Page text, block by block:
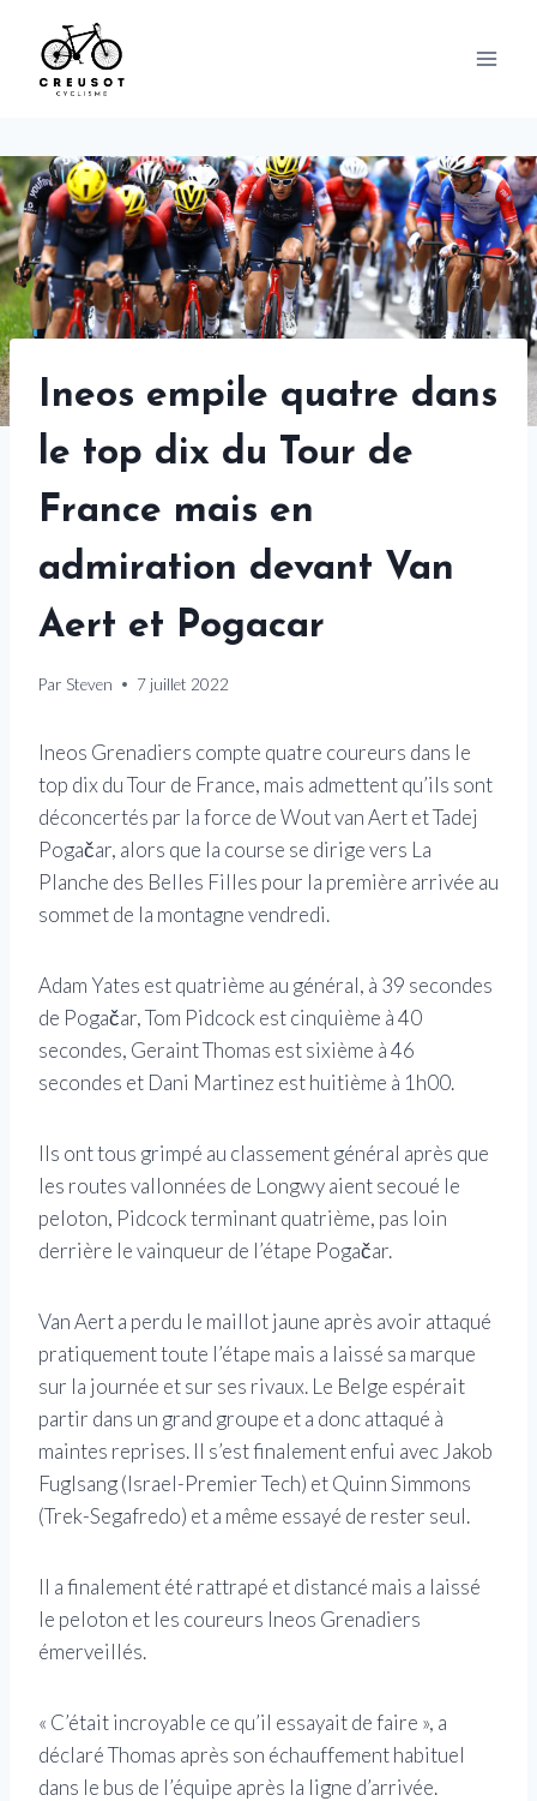
content
Ineos empile quatre dans
le top dix du Tour de
France mais en
admiration devant Van
Aert et Pogacar
Par Steven 7 juillet 2022
Ineos Grenadiers compte quatre coureurs dans le
top dix du Tour de France, mais admettent qu’ils sont
déconcertés par la force de Wout van Aert et Tadej
Pogačar, alors que la course se dirige vers La
Planche des Belles Filles pour la première arrivée au
sommet de la montagne vendredi.
Adam Yates est quatrième au général, à 39 secondes
de Pogačar, Tom Pidcock est cinquième à 40
secondes, Geraint Thomas est sixième à 46
secondes et Dani Martinez est huitième à 1h00.
Ils ont tous grimpé au classement général après que
les routes vallonnées de Longwy aient secoué le
peloton, Pidcock terminant quatrième, pas loin
derrière le vainqueur de l’étape Pogačar.
Van Aert a perdu le maillot jaune après avoir attaqué
pratiquement toute l’étape mais a laissé sa marque
sur la journée et sur ses rivaux. Le Belge espérait
partir dans un grand groupe et a donc attaqué à
maintes reprises. Il s’est finalement enfui avec Jakob
Fuglsang (Israel-Premier Tech) et Quinn Simmons
(Trek-Segafredo) et a même essayé de rester seul.
Il a finalement été rattrapé et distancé mais a laissé
le peloton et les coureurs Ineos Grenadiers
émerveillés.
« C’était incroyable ce qu’il essayait de faire », a
déclaré Thomas après son échauffement habituel
dans le bus de l’équipe après la ligne d’arrivée.